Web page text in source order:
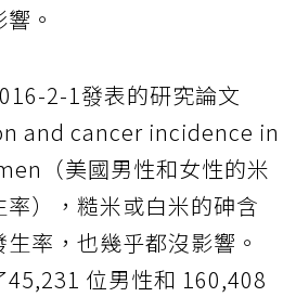
。
2-1發表的研究論文
and cancer incidence in
（美國男性和女性的米
），糙米或白米的砷含
率，也幾乎都沒影響。
位男性和 160,408